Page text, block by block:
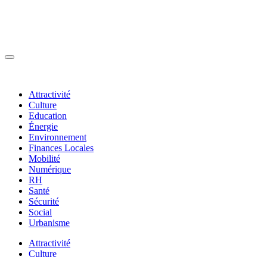
Attractivité
Culture
Education
Énergie
Environnement
Finances Locales
Mobilité
Numérique
RH
Santé
Sécurité
Social
Urbanisme
Attractivité
Culture